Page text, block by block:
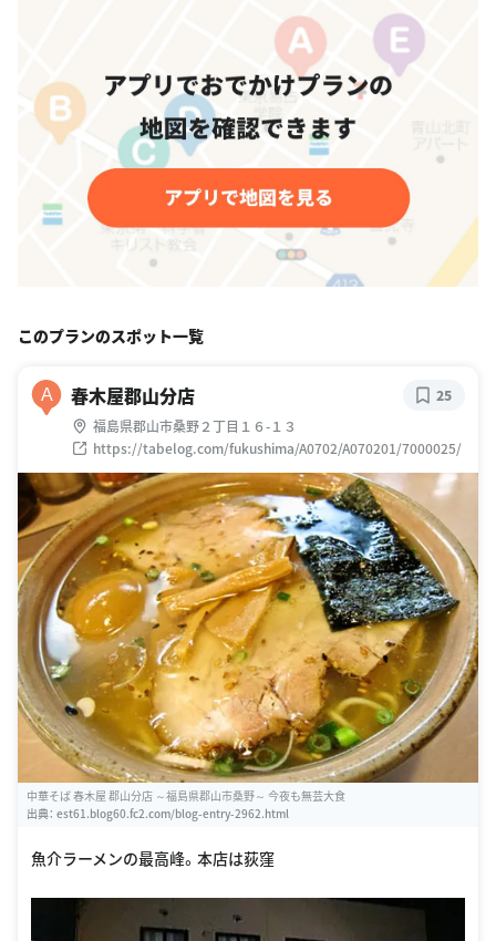
このプランのスポット一覧
A 春木屋郡山分店
福島県郡山市桑野２丁目１６-１３
https://tabelog.com/fukushima/A0702/A070201/7000025/
25
中華そば 春木屋 郡山分店 ～福島県郡山市桑野～ 今夜も無芸大食
出典： est61.blog60.fc2.com/blog-entry-2962.html
魚介ラーメンの最高峰。本店は荻窪